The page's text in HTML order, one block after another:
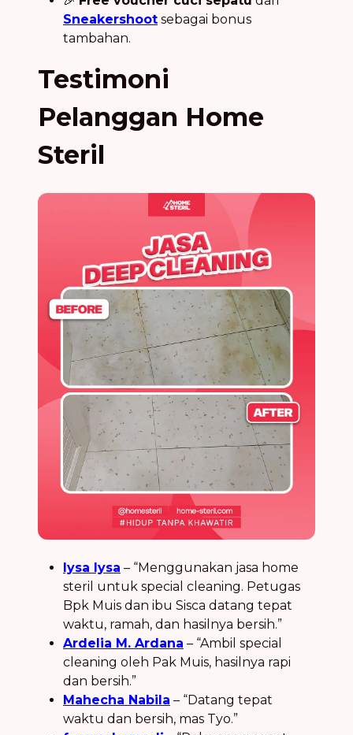
Sneakershoot sebagai bonus
tambahan.
Testimoni
Pelanggan Home
Steril
lysa lysa – “Menggunakan jasa home
steril untuk special cleaning. Petugas
Bpk Muis dan ibu Sisca datang tepat
waktu, ramah, dan hasilnya bersih.”
Ardelia M. Ardana – “Ambil special
cleaning oleh Pak Muis, hasilnya rapi
dan bersih.”
Mahecha Nabila – “Datang tepat
waktu dan bersih, mas Tyo.”